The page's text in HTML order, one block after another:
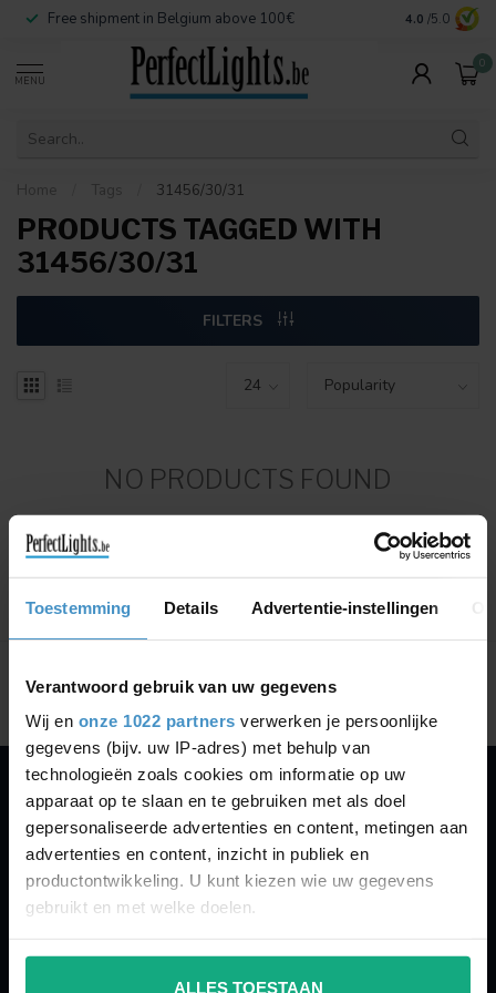
Toestemming Details Advertentie-instellingen
Verantwoord gebruik van uw gegevens
Wij en onze 1022 partners verwerken je persoonlijke
gegevens (bijv. uw IP-adres) met behulp van
technologieën zoals cookies om informatie op uw
apparaat op te slaan en te gebruiken met als doel
gepersonaliseerde advertenties en content, metingen aan
advertenties en content, inzicht in publiek en
productontwikkeling. U kunt kiezen wie uw gegevens
gebruikt en met welke doelen.
Als u het toestaat, willen we ook graag:
ALLES TOESTAAN
Free shipment in Belgium above 100€ Secure
4.0 /5.0
MENU
0
Home Tags 31456/30/31
PRODUCTS TAGGED WITH
31456/30/31
FILTERS
NO PRODUCTS FOUND
Showing1-0of 0
PERFECTLIGHTS
Gegevens:
Kruisbeeldsraat 72
9220 Hamme